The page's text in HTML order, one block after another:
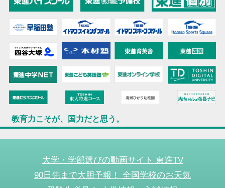
教育力こそが、国力だと思う。
大学・学部選びの動画サイト 東進TV
90日先まで大胆予報！ 全国学校のお天気